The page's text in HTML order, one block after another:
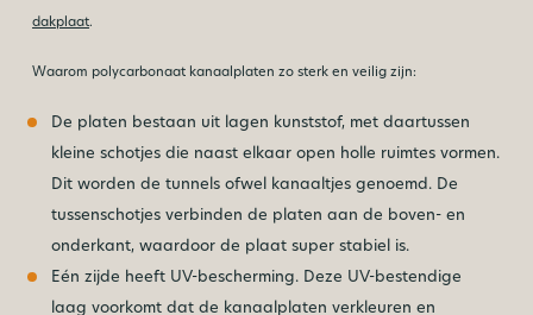
dakplaat.
Waarom polycarbonaat kanaalplaten zo sterk en veilig zijn:
De platen bestaan uit lagen kunststof, met daartussen
kleine schotjes die naast elkaar open holle ruimtes vormen.
Dit worden de tunnels ofwel kanaaltjes genoemd. De
tussenschotjes verbinden de platen aan de boven- en
onderkant, waardoor de plaat super stabiel is.
Eén zijde heeft UV-bescherming. Deze UV-bestendige
laag voorkomt dat de kanaalplaten verkleuren en